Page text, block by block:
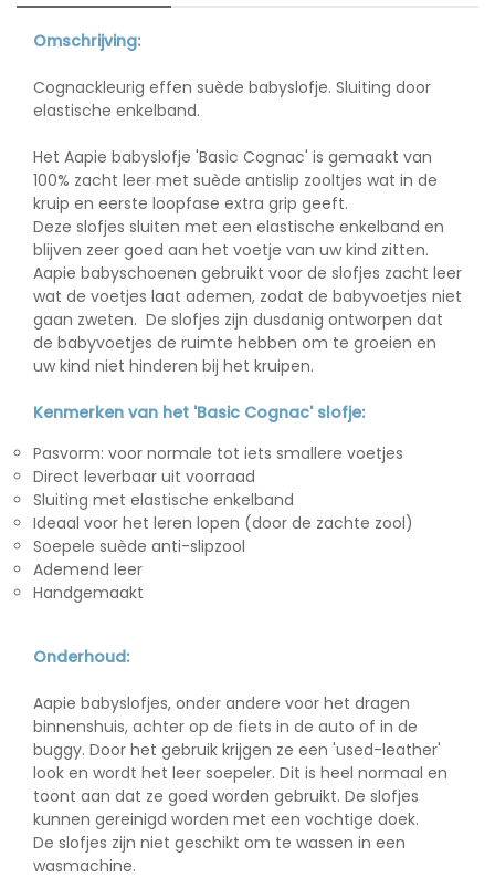
Omschrijving:
Cognackleurig effen suède babyslofje. Sluiting door
elastische enkelband.
Het Aapie babyslofje 'Basic Cognac' is gemaakt van
100% zacht leer met suède antislip zooltjes wat in de
kruip en eerste loopfase extra grip geeft.
Deze slofjes sluiten met een elastische enkelband en
blijven zeer goed aan het voetje van uw kind zitten.
Aapie babyschoenen gebruikt voor de slofjes zacht leer
wat de voetjes laat ademen, zodat de babyvoetjes niet
gaan zweten. De slofjes zijn dusdanig ontworpen dat
de babyvoetjes de ruimte hebben om te groeien en
uw kind niet hinderen bij het kruipen.
Kenmerken van het 'Basic Cognac' slofje:
Pasvorm: voor normale tot iets smallere voetjes
Direct leverbaar uit voorraad
Sluiting met elastische enkelband
Ideaal voor het leren lopen (door de zachte zool)
Soepele suède anti-slipzool
Ademend leer
Handgemaakt
Onderhoud:
Aapie babyslofjes, onder andere voor het dragen
binnenshuis, achter op de fiets in de auto of in de
buggy. Door het gebruik krijgen ze een 'used-leather'
look en wordt het leer soepeler. Dit is heel normaal en
toont aan dat ze goed worden gebruikt. De slofjes
kunnen gereinigd worden met een vochtige doek.
De slofjes zijn niet geschikt om te wassen in een
wasmachine.